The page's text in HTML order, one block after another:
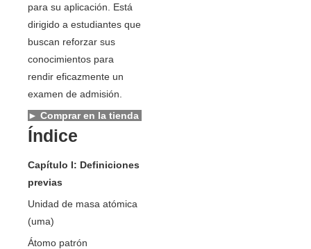
para su aplicación. Está
dirigido a estudiantes que
buscan reforzar sus
conocimientos para
rendir eficazmente un
examen de admisión.
► Comprar en la tienda
Índice
Capítulo I: Definiciones
previas
Unidad de masa atómica
(uma)
Átomo patrón